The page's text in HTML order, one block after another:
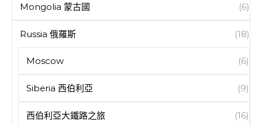
Mongolia 蒙古國 (6)
Russia 俄羅斯 (18)
Moscow (6)
Siberia 西伯利亞 (9)
西伯利亞大鐵路之旅 (16)